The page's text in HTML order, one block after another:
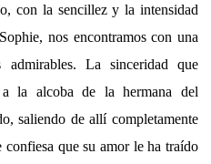
con la sencillez y la intensidad
nos encontramos con una
admirables. La sinceridad que
la alcoba de la hermana del
saliendo de allí completamente
que su amor le ha traído